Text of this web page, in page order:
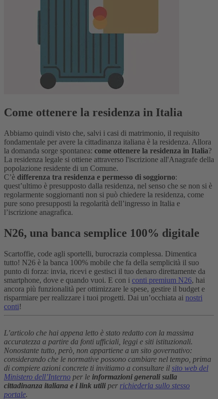
Come ottenere la residenza in Italia
Abbiamo quindi visto che, salvi i casi di matrimonio, il requisito
fondamentale per avere la cittadinanza italiana è la residenza. Allora
la domanda sorge spontanea: come ottenere la residenza in Italia?
La residenza legale si ottiene attraverso l'iscrizione all'Anagrafe della
popolazione residente di un Comune.
C’è differenza tra residenza e permesso di soggiorno:
quest’ultimo è presupposto dalla residenza, nel senso che se non si è
regolarmente soggiornanti non si può chiedere la residenza, come
pure sono presupposti la regolarità dell’ingresso in Italia e
l’iscrizione anagrafica.
N26, una banca semplice 100% digitale
Scartoffie, code agli sportelli, burocrazia complessa. Dimentica
tutto! N26 è la banca 100% mobile che fa della semplicità il suo
punto di forza: invia, ricevi e gestisci il tuo denaro direttamente da
smartphone, dove e quando vuoi. E con i conti premium N26, hai
ancora più funzionalità per ottimizzare le spese, gestire il budget e
risparmiare per realizzare i tuoi progetti. Dai un’occhiata ai nostri
conti!
L’articolo che hai appena letto è stato redatto con la massima
accuratezza a partire da fonti ufficiali, leggi e siti istituzionali.
Nonostante tutto, però, non appartiene a un sito governativo:
considerando che le normative possono cambiare nel tempo, prima
di compiere azioni concrete ti invitiamo a consultare il sito web del
Ministero dell’Interno per le informazioni generali sulla
cittadinanza italiana e i link utili per richiederla sullo stesso
portale.